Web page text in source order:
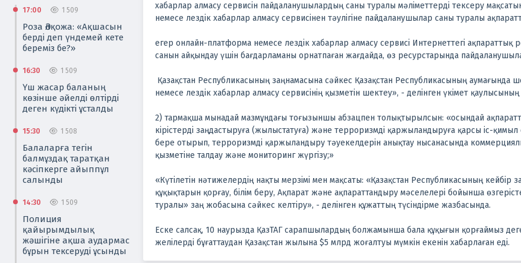
17:00 1 509
Роза Әлқожа: «Ақшасын
берді деп үндемей кете
береміз бе?»
16:30 1 509
Үш жасар баланың
көзінше әйелді өлтірді
деген күдікті ұсталды
15:30 1 508
Балаларға тегін
балмұздақ таратқан
кәсіпкерге айыппұл
салынды
14:30 1 509
Полиция
қайырымдылық
жәшігіне ақша аудармас
бұрын тексеруді ұсынды
хабарлар алмасу сервисін пайдаланушылардың саны туралы мәліметтерді тексеру
немесе лездік хабарлар алмасу сервисінен тәулігіне пайдаланушылар саны туралы
егер онлайн-платформа немесе лездік хабарлар алмасу сервисі Интернеттегі
санын айқындау үшін бағдарламаны орнатпаған жағдайда, өз ресурстарында
Қазақстан Республикасының заңнамасына сәйкес Қазақстан Республикасының аумағында
немесе лездік хабарлар алмасу сервисінің қызметін шектеу», - делінген үкімет
2) тармақша мынадай мазмұндағы тоғызыншы абзацпен толықтырылсын: «осындай
кірістерді заңдастыруға (жылыстатуға) және терроризмді қаржыландыруға қарсы іс-қимыл
бере отырып, терроризмді қаржыландыру тәуекелдерін анықтау нысанасында
қызметіне талдау және мониторинг жүргізу;»
«Күтілетін нәтижелердің нақты мерзімі мен мақсаты: «Қазақстан Республикасының кейбір
құқықтарын қорғау, білім беру, Ақпарат және ақпараттандыру мәселелері бойынша
туралы» заң жобасына сәйкес келтіру», - делінген құжаттың түсіндірме жазбасында.
Еске салсақ, 10 наурызда ҚазТАГ сарапшылардың болжамынша бала құқығын қорғаймыз
желілерді бұғаттаудан Қазақстан жылына $5 млрд жоғалтуы мүмкін екенін хабарлаған еді.